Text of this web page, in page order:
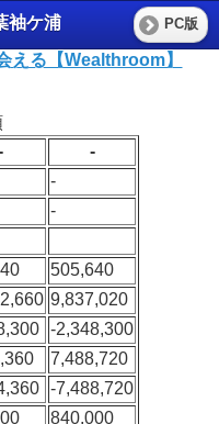
袖ケ浦 PC版
える【Wealthroom】
-
-
-
505,640
9,837,020
-2,348,300
7,488,720
-7,488,720
840,000